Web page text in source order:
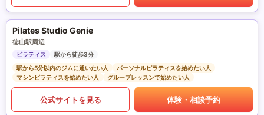
Pilates Studio Genie
徳山駅周辺
ピラティス
駅から徒歩3分
駅から5分以内のジムに通いたい人
パーソナルピラティスを始めたい人
マシンピラティスを始めたい人
グループレッスンで始めたい人
公式サイトを見る 体験・相談予約